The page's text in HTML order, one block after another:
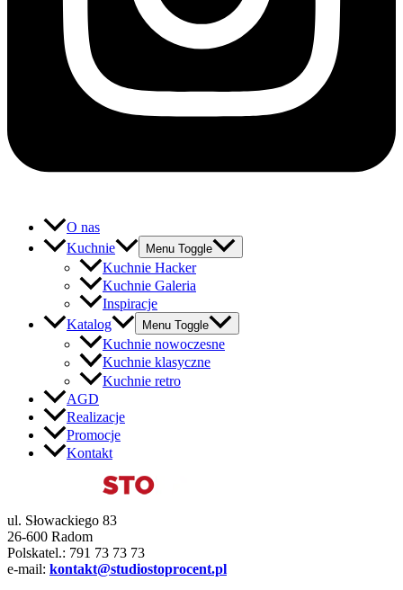
O nas
Kuchnie
Menu Toggle
Kuchnie Hacker
Kuchnie Galeria
Inspiracje
Katalog
Menu Toggle
Kuchnie nowoczesne
Kuchnie klasyczne
Kuchnie retro
AGD
Realizacje
Promocje
Kontakt
ul. Słowackiego 83
26-600 Radom
Polskatel.: 791 73 73 73
e-mail: kontakt@studiostoprocent.pl